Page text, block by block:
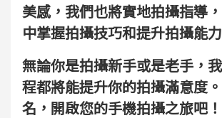
美感，我們也將實地拍攝指導
中掌握拍攝技巧和提升拍攝能力
無論你是拍攝新手或是老手，
程都將能提升你的拍攝滿意度
名，開啟您的手機拍攝之旅吧！